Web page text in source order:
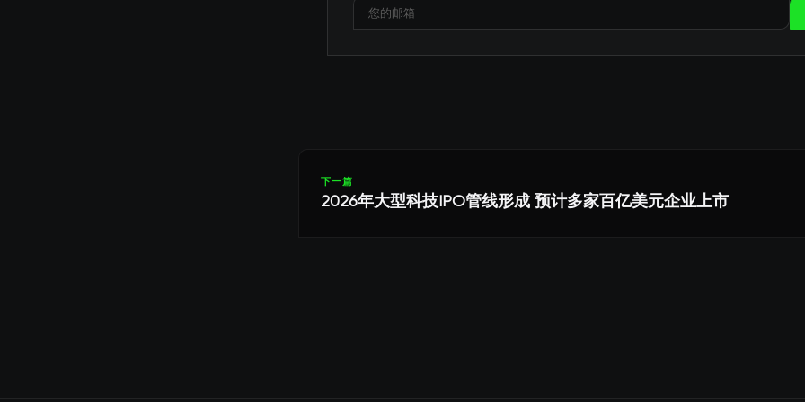
下一篇
2026年大型科技IPO管线形成 预计多家百亿美元企业上市